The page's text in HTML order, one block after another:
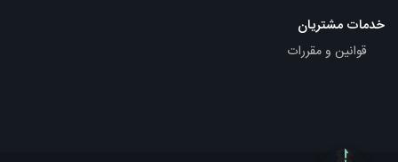
خدمات مشتریان
قوانین و مقررات